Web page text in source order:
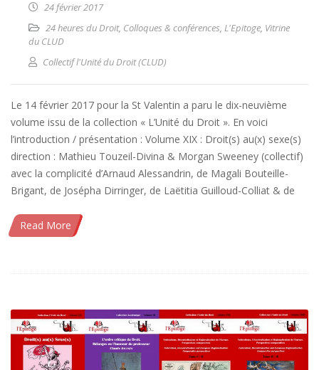
24 février 2017
24 heures du Droit, Colloques & conférences, L'Epitoge, Vitrine
du CLUD
Collectif l'Unité du Droit (CLUD)
Le 14 février 2017 pour la St Valentin a paru le dix-neuvième
volume issu de la collection « L’Unité du Droit ». En voici
l’introduction / présentation : Volume XIX : Droit(s) au(x) sexe(s)
direction : Mathieu Touzeil-Divina & Morgan Sweeney (collectif)
avec la complicité d’Arnaud Alessandrin, de Magali Bouteille-
Brigant, de Josépha Dirringer, de Laëtitia Guilloud-Colliat & de
Read More